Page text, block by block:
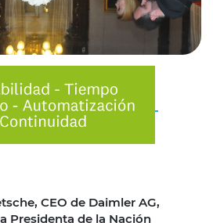
CEO de Daimler AG,
Presidenta de la Nación